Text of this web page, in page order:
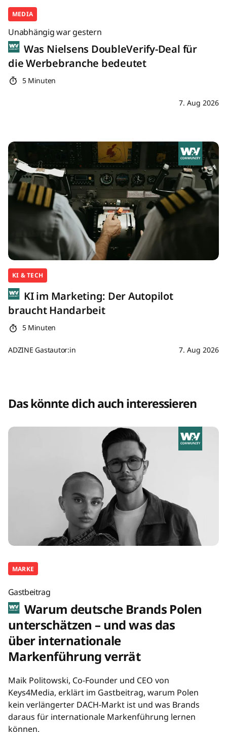
MEDIA
Unabhängig war gestern
Was Nielsens DoubleVerify-Deal für
die Werbebranche bedeutet
5 Minuten
7. Aug 2026
KI & TECH
KI im Marketing: Der Autopilot
braucht Handarbeit
5 Minuten
ADZINE Gastautor:in 7. Aug 2026
Das könnte dich auch interessieren
MARKE
Gastbeitrag
Warum deutsche Brands Polen
unterschätzen – und was das
über internationale
Markenführung verrät
Maik Politowski, Co-Founder und CEO von
Keys4Media, erklärt im Gastbeitrag, warum Polen
kein verlängerter DACH-Markt ist und was Brands
daraus für internationale Markenführung lernen
können.